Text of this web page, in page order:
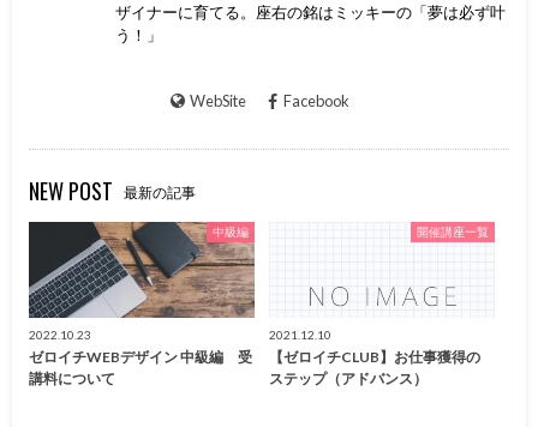
ザイナーに育てる。座右の銘はミッキーの「夢は必ず叶
う！」
WebSite Facebook
NEW POST 最新の記事
中級編
2022.10.23
ゼロイチWEBデザイン 中級編 受
講料について
開催講座一覧
2021.12.10
【ゼロイチCLUB】お仕事獲得の
ステップ（アドバンス）